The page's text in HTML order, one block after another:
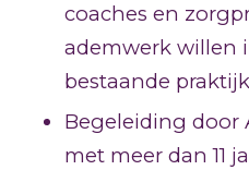
coaches en
ademwerk willen
bestaande praktijk
Begeleiding door
met meer dan 11